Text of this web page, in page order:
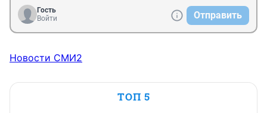
Гость
Войти
Отправить
Новости СМИ2
ТОП 5